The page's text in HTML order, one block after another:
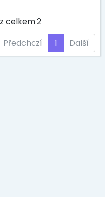
celkem 2
Předchozí
1 Další